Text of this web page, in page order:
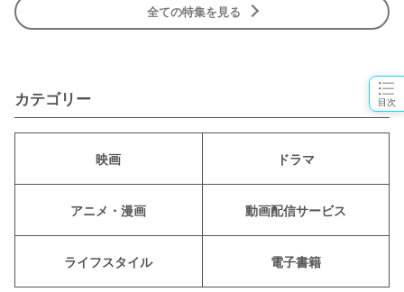
目次
全ての特集を見る
カテゴリー
映画 ドラマ
アニメ・漫画 動画配信サービス
ライフスタイル 電子書籍